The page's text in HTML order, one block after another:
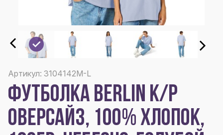
Артикул: 3104142M-L
ФУТБОЛКА BERLIN К/Р
ОВЕРСАЙЗ, 100% ХЛОПОК,